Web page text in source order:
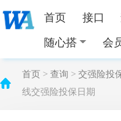
首页 接口
随心搭 会
首页 > 查询 > 交强险投
线交强险投保日期